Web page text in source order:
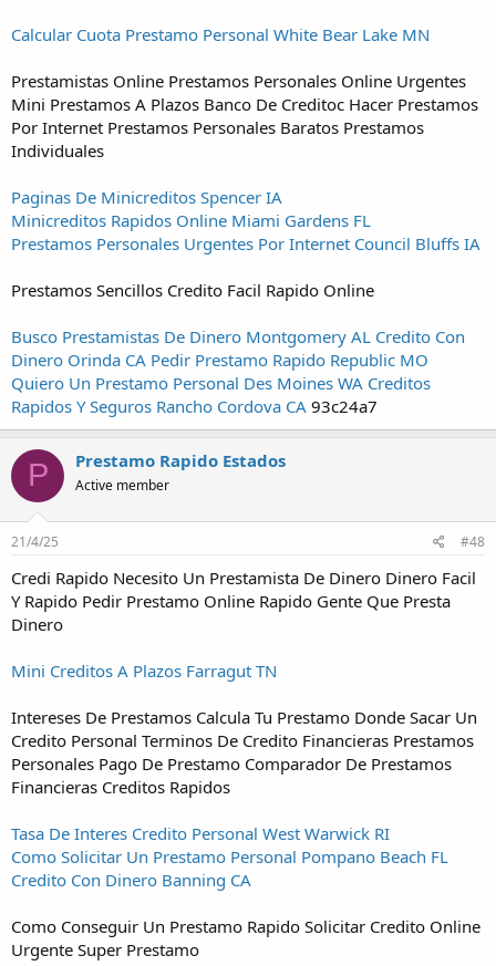
Calcular Cuota Prestamo Personal White Bear Lake MN
Prestamistas Online Prestamos Personales Online Urgentes
Mini Prestamos A Plazos Banco De Creditoc Hacer Prestamos
Por Internet Prestamos Personales Baratos Prestamos
Individuales
Paginas De Minicreditos Spencer IA
Minicreditos Rapidos Online Miami Gardens FL
Prestamos Personales Urgentes Por Internet Council Bluffs IA
Prestamos Sencillos Credito Facil Rapido Online
Busco Prestamistas De Dinero Montgomery AL Credito Con
Dinero Orinda CA Pedir Prestamo Rapido Republic MO
Quiero Un Prestamo Personal Des Moines WA Creditos
Rapidos Y Seguros Rancho Cordova CA 93c24a7
P Prestamo Rapido Estados
Active member
21/4/25 #48
Credi Rapido Necesito Un Prestamista De Dinero Dinero Facil
Y Rapido Pedir Prestamo Online Rapido Gente Que Presta
Dinero
Mini Creditos A Plazos Farragut TN
Intereses De Prestamos Calcula Tu Prestamo Donde Sacar Un
Credito Personal Terminos De Credito Financieras Prestamos
Personales Pago De Prestamo Comparador De Prestamos
Financieras Creditos Rapidos
Tasa De Interes Credito Personal West Warwick RI
Como Solicitar Un Prestamo Personal Pompano Beach FL
Credito Con Dinero Banning CA
Como Conseguir Un Prestamo Rapido Solicitar Credito Online
Urgente Super Prestamo